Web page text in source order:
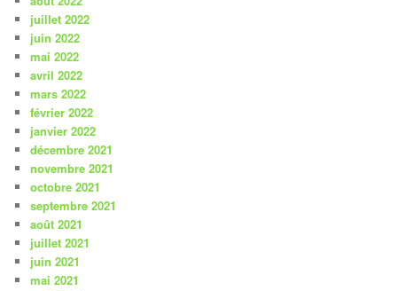
juillet 2022
juin 2022
mai 2022
avril 2022
mars 2022
février 2022
janvier 2022
décembre 2021
novembre 2021
octobre 2021
septembre 2021
août 2021
juillet 2021
juin 2021
mai 2021